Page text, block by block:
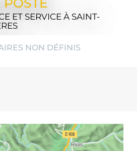
ET SERVICE À SAINT-
NON DÉFINIS